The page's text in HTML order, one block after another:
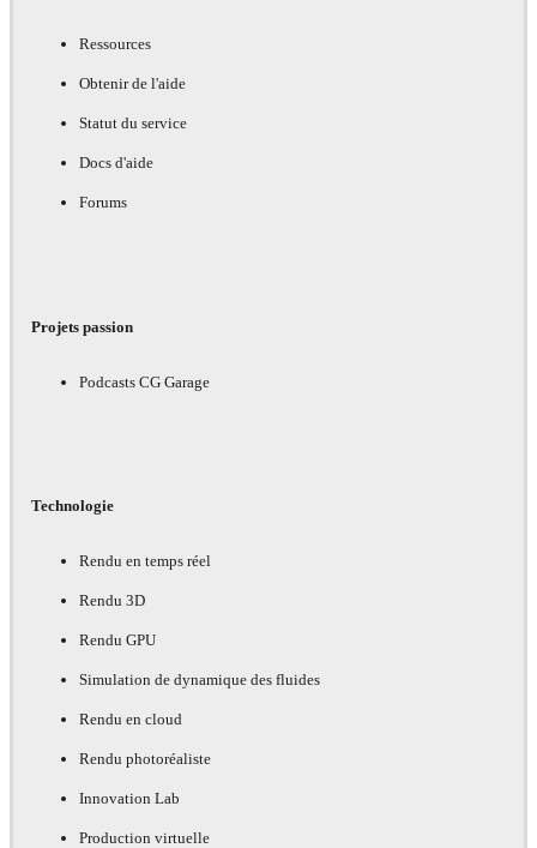
Ressources
Obtenir de l'aide
Statut du service
Docs d'aide
Forums
Projets passion
Podcasts CG Garage
Technologie
Rendu en temps réel
Rendu 3D
Rendu GPU
Simulation de dynamique des fluides
Rendu en cloud
Rendu photoréaliste
Innovation Lab
Production virtuelle